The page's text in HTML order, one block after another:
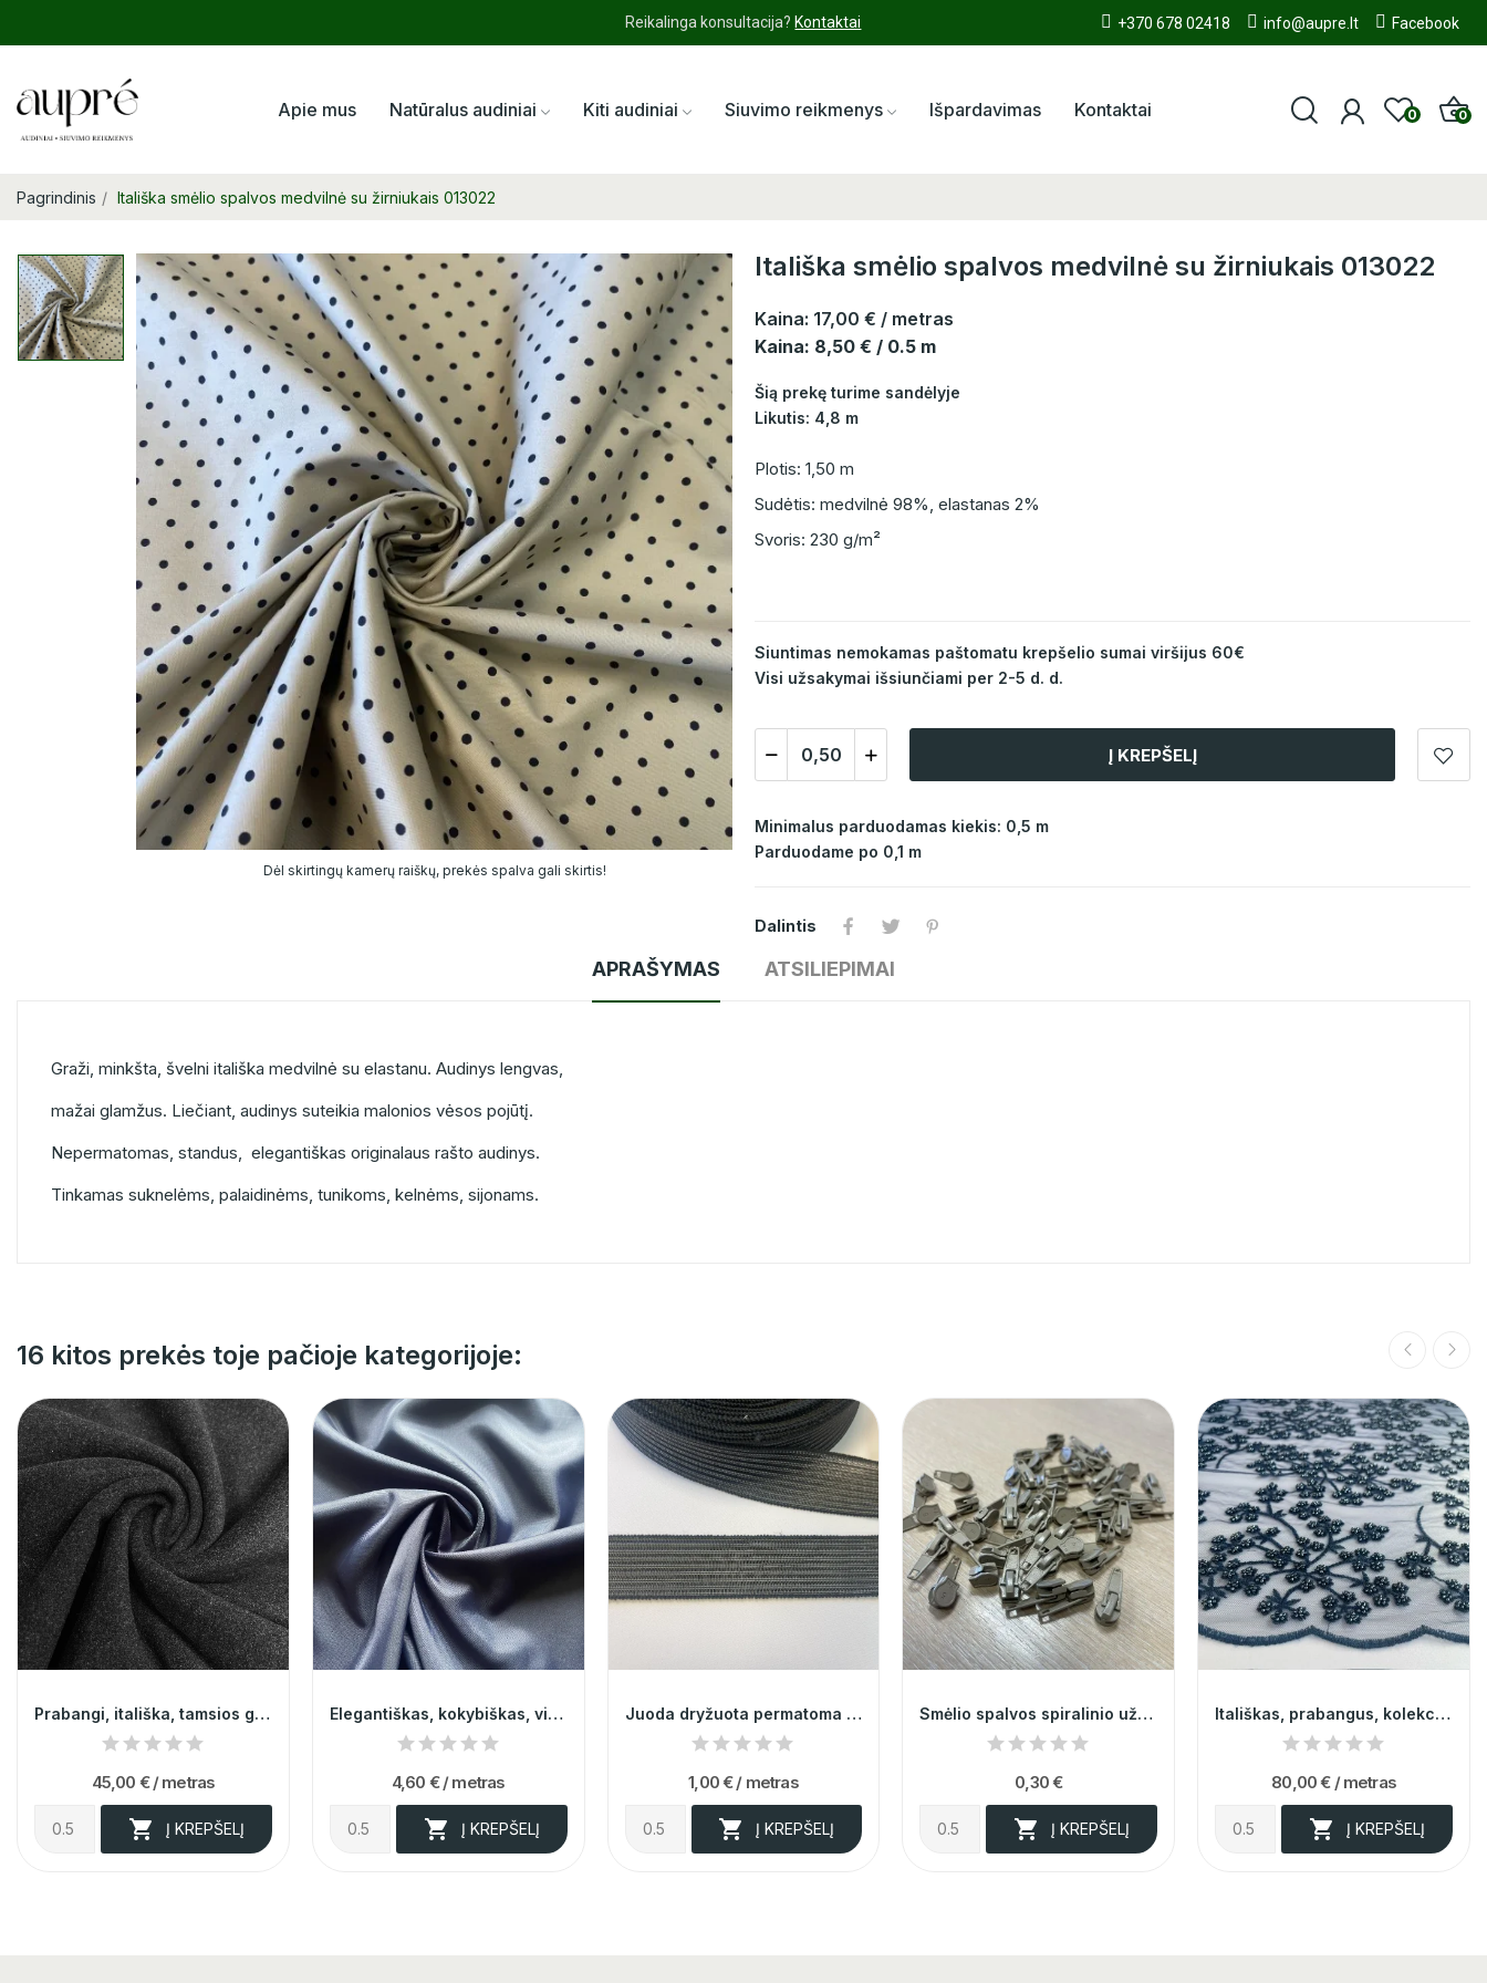
Reikalinga konsultacija? Kontaktai +370 678 02418 info@aupre.lt Facebook
Apie mus Natūralus audiniai Kiti audiniai Siuvimo reikmenys Išpardavimas Kontaktai 0 0
Pagrindinis Itališka smėlio spalvos medvilnė su žirniukais 013022
Dėl skirtingų kamerų raiškų, prekės spalva gali skirtis!
Itališka smėlio spalvos medvilnė su žirniukais 013022
Kaina: 17,00 € / metras
Kaina: 8,50 € / 0.5 m
Šią prekę turime sandėlyje
Likutis: 4,8 m
Plotis: 1,50 m
Sudėtis: medvilnė 98%, elastanas 2%
Svoris: 230 g/m²
Siuntimas nemokamas paštomatu krepšelio sumai viršijus 60€
Visi užsakymai išsiunčiami per 2-5 d. d.
Į KREPŠELĮ
Minimalus parduodamas kiekis: 0,5 m
Parduodame po 0,1 m
Dalintis
APRAŠYMAS ATSILIEPIMAI
Graži, minkšta, švelni itališka medvilnė su elastanu. Audinys lengvas,
mažai glamžus. Liečiant, audinys suteikia malonios vėsos pojūtį.
Nepermatomas, standus, elegantiškas originalaus rašto audinys.
Tinkamas suknelėms, palaidinėms, tunikoms, kelnėms, sijonams.
16 kitos prekės toje pačioje kategorijoje:
Prabangi, itališka, tamsios grafito spalvos...
45,00 € / metras
 Į KREPŠELĮ
Elegantiškas, kokybiškas, viskozinis mėlynos...
4,60 € / metras
 Į KREPŠELĮ
Juoda dryžuota permatoma guma 3,5cm 000174
1,00 €/ metras
 Į KREPŠELĮ
Smėlio spalvos spiralinio užtrauktuko galvutė...
0,30 €
 Į KREPŠELĮ
Itališkas, prabangus, kolekcinis mėlynas rankų...
80,00 € / metras
 Į KREPŠELĮ